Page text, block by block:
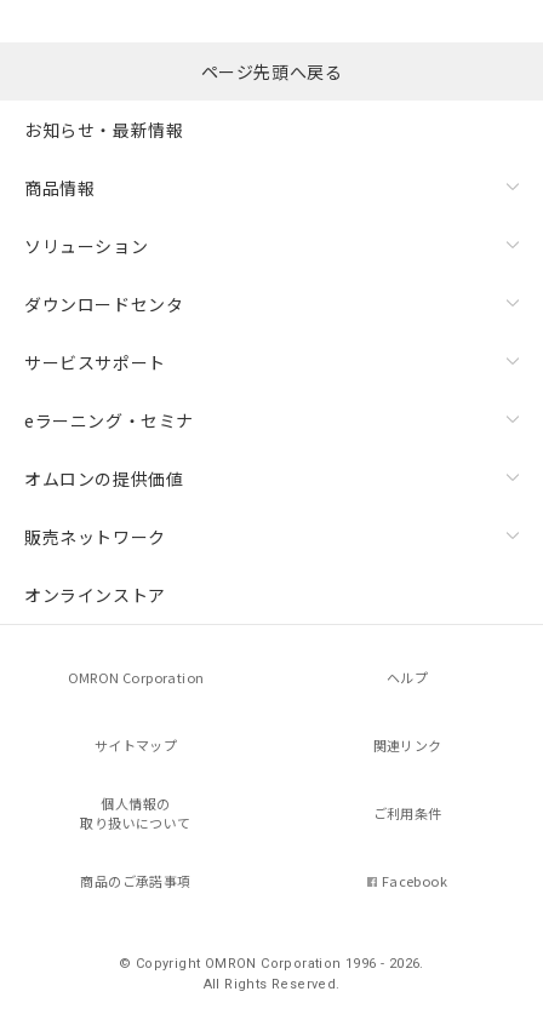
ページ先頭へ戻る
お知らせ・最新情報
商品情報
ソリューション
ダウンロードセンタ
サービスサポート
eラーニング・セミナ
オムロンの提供価値
販売ネットワーク
オンラインストア
OMRON Corporation ヘルプ
サイトマップ 関連リンク
個人情報の
取り扱いについて
ご利用条件
商品のご承諾事項 Facebook
© Copyright OMRON Corporation 1996 - 2026.
All Rights Reserved.